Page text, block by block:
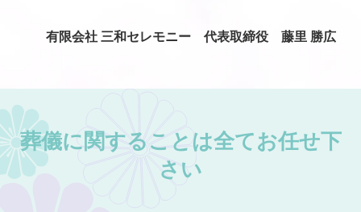
有限会社 三和セレモニー 代表取締役 藤里 勝広
葬儀に関することは全てお任せ下
さい